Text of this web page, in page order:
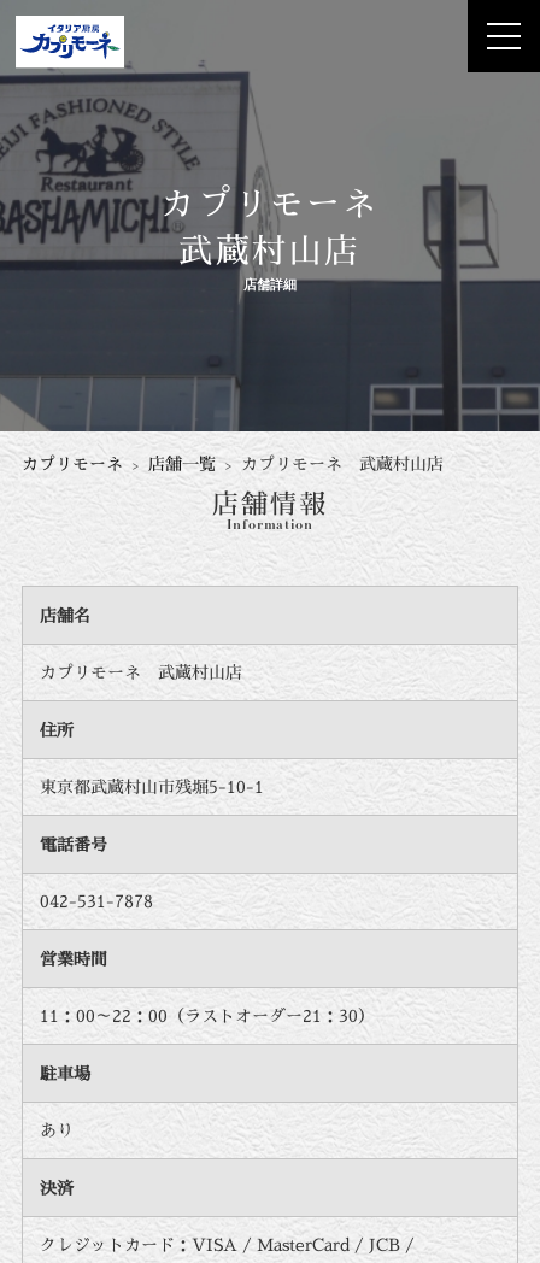
カプリモーネ
武蔵村山店
店舗詳細
カプリモーネ 店舗一覧 カプリモーネ 武蔵村山店
店舗情報
Information
店舗名
カプリモーネ 武蔵村山店
住所
東京都武蔵村山市残堀5-10-1
電話番号
042-531-7878
営業時間
11：00～22：00（ラストオーダー21：30）
駐車場
あり
決済
クレジットカード：VISA / MasterCard / JCB /